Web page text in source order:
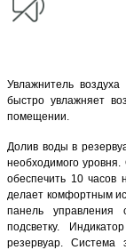
Увлажнитель
быстро увлажняет
помещении.
Долив воды в
необходимого
обеспечить 10
делает комфортным
панель управления
подсветку.
резервуар. Система